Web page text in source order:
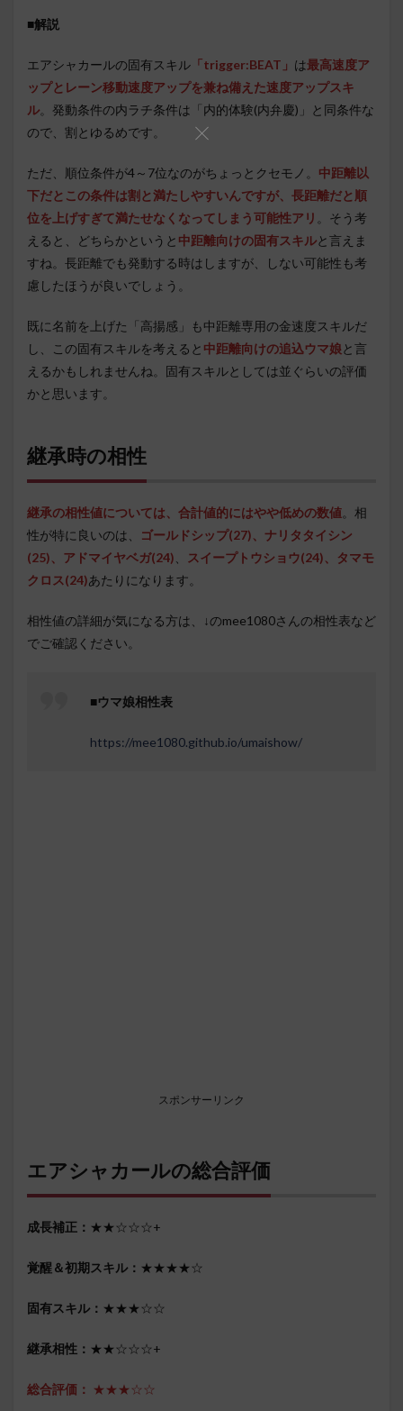
■解説
エアシャカールの固有スキル 「trigger:BEAT」 は最高速度ア
ップとレーン移動速度アップを兼ね備えた速度アップスキ
ル。発動条件の内ラチ条件は「内的体験(内弁慶)」と同条件な
ので、割とゆるめです。
ただ、順位条件が4～7位なのがちょっとクセモノ。 中距離以
下だとこの条件は割と満たしやすいんですが、長距離だと順
位を上げすぎて満たせなくなってしまう可能性アリ 。そう考
えると、どちらかというと 中距離向けの固有スキルと言えま
すね。長距離でも発動する時はしますが、しない可能性も考
慮したほうが良いでしょう。
既に名前を上げた「高揚感」も中距離専用の金速度スキルだ
し、この固有スキルを考えると 中距離向けの追込ウマ娘と言
えるかもしれませんね。固有スキルとしては並ぐらいの評価
かと思います。
継承時の相性
継承の相性値については、合計値的にはやや低めの数値。相
性が特に良いのは、
ゴールドシップ(27)、 ナリタタイシン
(25)、アドマイヤベガ(24)
スイープトウショウ(24)、タマモ
クロス(24)あたりになります。
相性値の詳細が気になる方は、↓のmee1080さんの相性表など
でご確認ください。
■ウマ娘相性表
https://mee1080.github.io/umaishow/
スポンサーリンク
エアシャカールの総合評価
成長補正： ★★☆☆☆+
覚醒＆初期スキル： ★★★★☆
固有スキル： ★★★☆☆
継承相性： ★★☆☆☆+
総合評価： ★★★☆☆